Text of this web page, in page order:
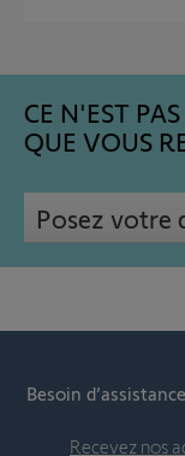
CE N'EST PAS
QUE VOUS
Posez votre
Besoin
Recevez nos